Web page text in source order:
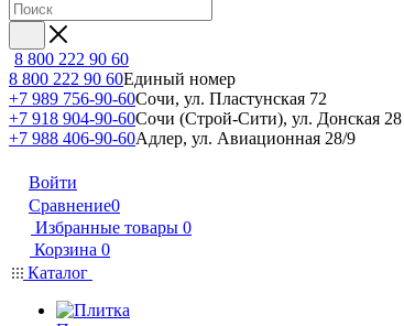
8 800 222 90 60
8 800 222 90 60Единый номер
+7 989 756-90-60Сочи, ул. Пластунская 72
+7 918 904-90-60Сочи (Строй-Сити), ул. Донская 28
+7 988 406-90-60Адлер, ул. Авиационная 28/9
Войти
Сравнение0
Избранные товары 0
Корзина 0
Каталог